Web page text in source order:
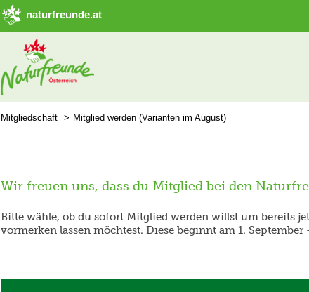
naturfreunde.at
Mitgliedschaft Mitglied werden (Varianten im August)
Wir freuen uns, dass du Mitglied bei den
Bitte wähle, ob du sofort Mitglied werden willst um bereits
vormerken lassen möchtest. Diese beginnt am 1.